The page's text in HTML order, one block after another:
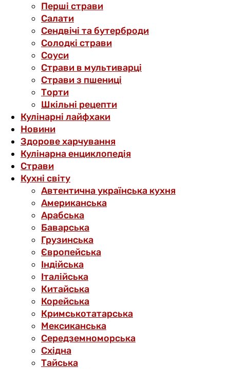
Перші страви
Салати
Сендвічі та бутерброди
Солодкі страви
Соуси
Страви в мультиварці
Страви з пшениці
Торти
Шкільні рецепти
Кулінарні лайфхаки
Новини
Здорове харчування
Кулінарна енциклопедія
Страви
Кухні світу
Автентична українська кухня
Американська
Арабська
Баварська
Грузинська
Європейська
Індійська
Італійська
Китайська
Корейська
Кримськотатарська
Мексиканська
Середземноморська
Східна
Тайська